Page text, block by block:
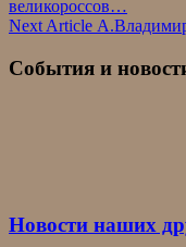
по
великороссов…
Next Article
События и
Новости наших